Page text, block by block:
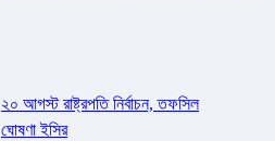
২০ আগস্ট রাষ্ট্রপতি নির্বাচন, তফসিল
ঘোষণা ইসির